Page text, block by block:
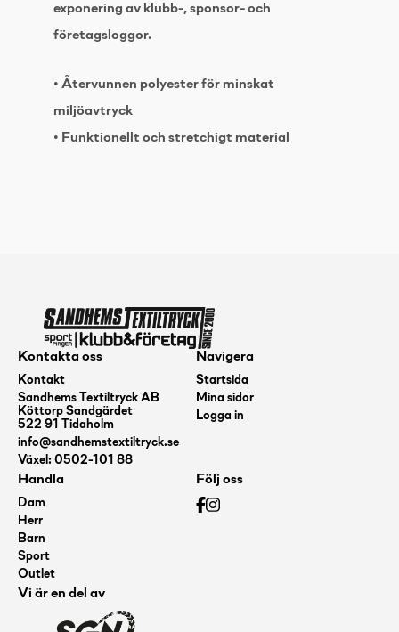
exponering av klubb-, sponsor- och
företagsloggor.
• Återvunnen polyester för minskat
miljöavtryck
• Funktionellt och stretchigt material
Kontakta oss
Kontakt
Sandhems Textiltryck AB
Köttorp Sandgärdet
522 91 Tidaholm
info@sandhemstextiltryck.se
Växel: 0502-101 88
Navigera
Startsida
Mina sidor
Logga in
Handla
Dam
Herr
Barn
Sport
Outlet
Följ oss
Vi är en del av